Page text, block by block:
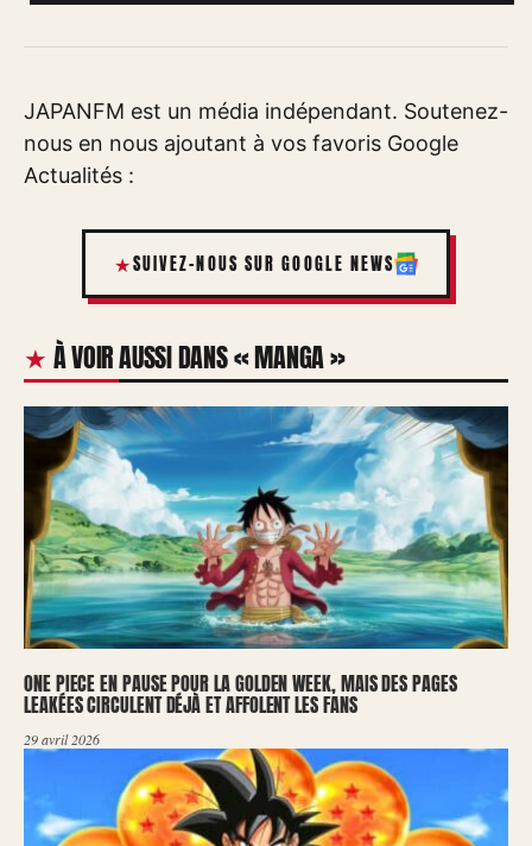
JAPANFM est un média indépendant. Soutenez-
nous en nous ajoutant à vos favoris Google
Actualités :
SUIVEZ-NOUS SUR GOOGLE NEWS
À VOIR AUSSI DANS « MANGA »
ONE PIECE EN PAUSE POUR LA GOLDEN WEEK, MAIS DES PAGES
LEAKÉES CIRCULENT DÉJÀ ET AFFOLENT LES FANS
29 avril 2026